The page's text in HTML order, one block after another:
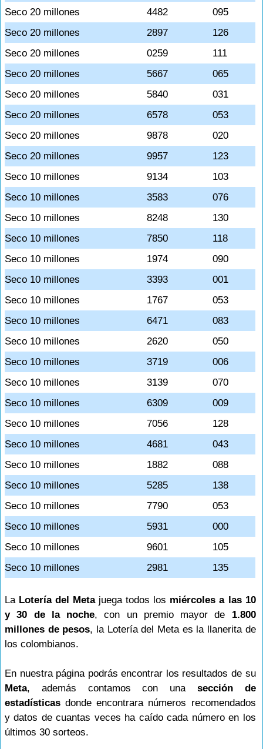
Seco 20 millones
4482
095
Seco 20 millones
2897
126
Seco 20 millones
0259
111
Seco 20 millones
5667
065
Seco 20 millones
5840
031
Seco 20 millones
6578
053
Seco 20 millones
9878
020
Seco 20 millones
9957
123
Seco 10 millones
9134
103
Seco 10 millones
3583
076
Seco 10 millones
8248
130
Seco 10 millones
7850
118
Seco 10 millones
1974
090
Seco 10 millones
3393
001
Seco 10 millones
1767
053
Seco 10 millones
6471
083
Seco 10 millones
2620
050
Seco 10 millones
3719
006
Seco 10 millones
3139
070
Seco 10 millones
6309
009
Seco 10 millones
7056
128
Seco 10 millones
4681
043
Seco 10 millones
1882
088
Seco 10 millones
5285
138
Seco 10 millones
7790
053
Seco 10 millones
5931
000
Seco 10 millones
9601
105
Seco 10 millones
2981 135
La Lotería del Metajuega todos los miércoles a las 10
y 30 de la noche, con un premio mayor de 1.800
millones de pesos, la Lotería del Meta es la llanerita de
los colombianos.
En nuestra página podrás encontrar los resultados de su
Meta, además contamos con una sección de
estadísticas donde encontrara números recomendados
y datos de cuantas veces ha caído cada número en los
últimos 30 sorteos.